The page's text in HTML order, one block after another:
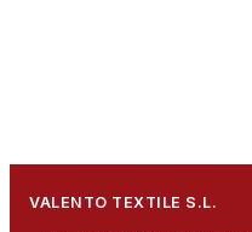
VALENTO TEXTILE S.L.